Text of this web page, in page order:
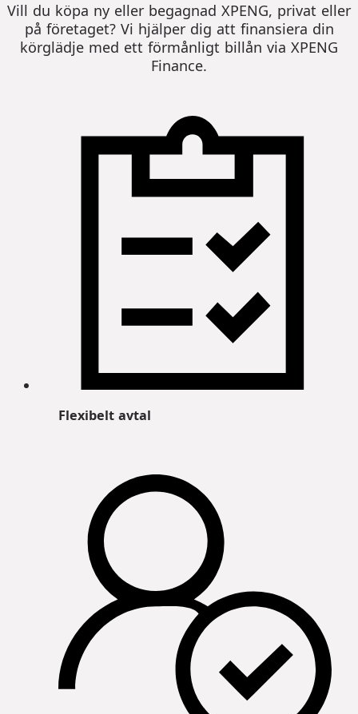
Vill du köpa ny eller begagnad XPENG, privat eller
på företaget? Vi hjälper dig att finansiera din
körglädje med ett förmånligt billån via XPENG
Finance.
Flexibelt avtal